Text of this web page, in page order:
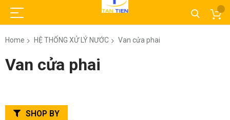
Home HỆ THỐNG XỬ LÝ NƯỚC Van cửa phai
Van cửa phai
SHOP BY